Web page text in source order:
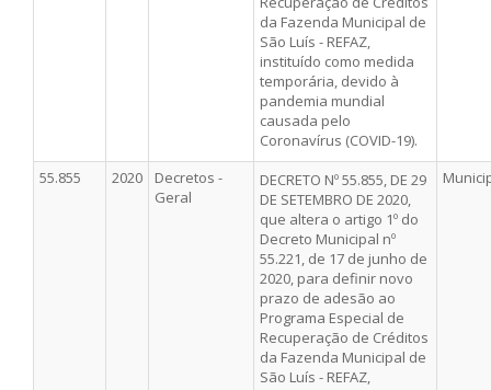
da Fazenda Municipal de
São Luís - REFAZ,
instituído como medida
temporária, devido à
pandemia mundial
causada pelo
Coronavírus (COVID-19).
55.855 2020
Decretos -
Geral
DECRETO Nº 55.855, DE 29
DE SETEMBRO DE 2020,
que altera o artigo 1º do
Decreto Municipal nº
55.221, de 17 de junho de
2020, para definir novo
prazo de adesão ao
Programa Especial de
Recuperação de Créditos
da Fazenda Municipal de
São Luís - REFAZ,